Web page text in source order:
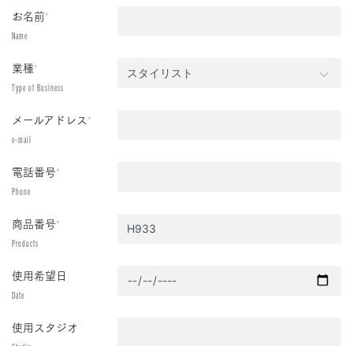
お名前*
Name
業種*
Type of Business
メールアドレス*
e-mail
電話番号*
Phone
商品番号*
Products
使用希望日
Date
使用スタジオ